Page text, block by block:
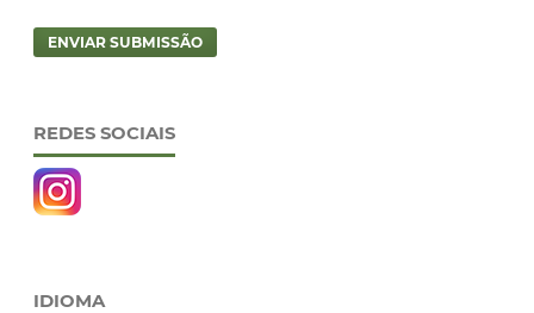
ENVIAR SUBMISSÃO
REDES SOCIAIS
IDIOMA